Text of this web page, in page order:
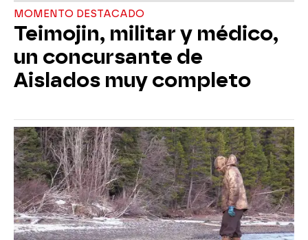
MOMENTO DESTACADO
Teimojin, militar y médico,
un concursante de
Aislados muy completo